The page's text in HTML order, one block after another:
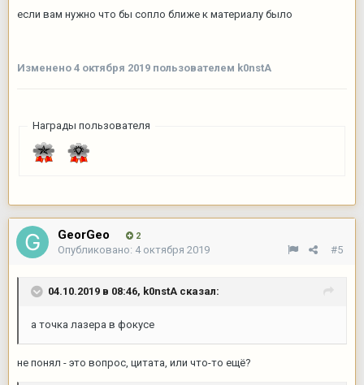
если вам нужно что бы сопло ближе к материалу было
Изменено 4 октября 2019 пользователем k0nstA
Награды пользователя
GeorGeo 2
#5
Опубликовано: 4 октября 2019
04.10.2019 в 08:46, k0nstA сказал:
а точка лазера в фокусе
не понял - это вопрос, цитата, или что-то ещё?